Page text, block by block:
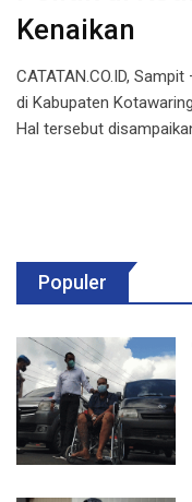
Kenaikan
CATATAN.CO.ID,
di Kabupaten
Hal tersebut
Populer